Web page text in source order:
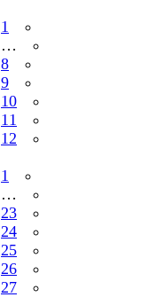
1
…
8
9
10
11
12
1
…
23
24
25
26
27